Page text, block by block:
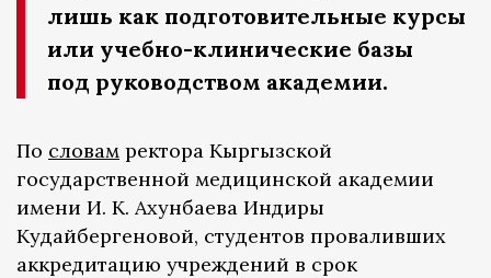
лишь как подготовительные курсы
или учебно-клинические базы
под руководством академии.
По словам ректора Кыргызской
государственной медицинской академии
имени И. К. Ахунбаева Индиры
Кудайбергеновой, студентов проваливших
аккредитацию учреждений в срок